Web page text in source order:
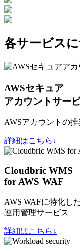
各サービス
AWSセキュア
アカウントサー
AWSアカウントの
詳細はこちら↓
Cloudbric WMS
for AWS WAF
AWS WAFに特化した
運用管理サービス
詳細はこちら↓